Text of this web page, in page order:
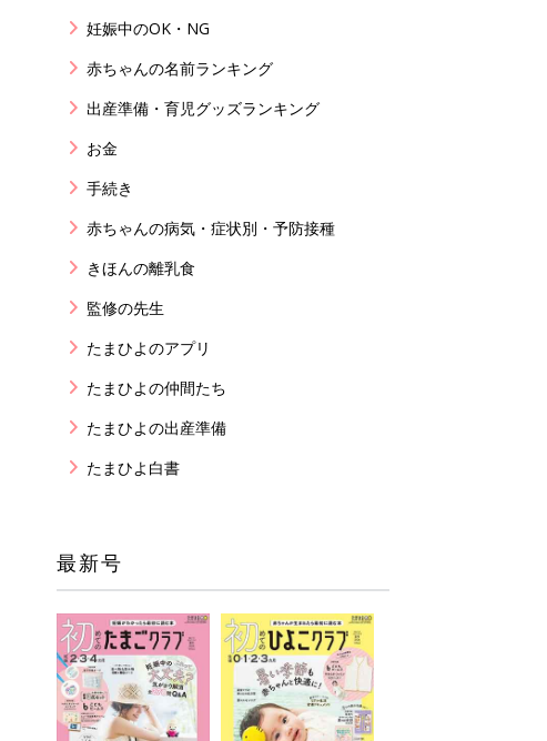
妊娠中のOK・NG
赤ちゃんの名前ランキング
出産準備・育児グッズランキング
お金
手続き
赤ちゃんの病気・症状別・予防接種
きほんの離乳食
監修の先生
たまひよのアプリ
たまひよの仲間たち
たまひよの出産準備
たまひよ白書
最新号